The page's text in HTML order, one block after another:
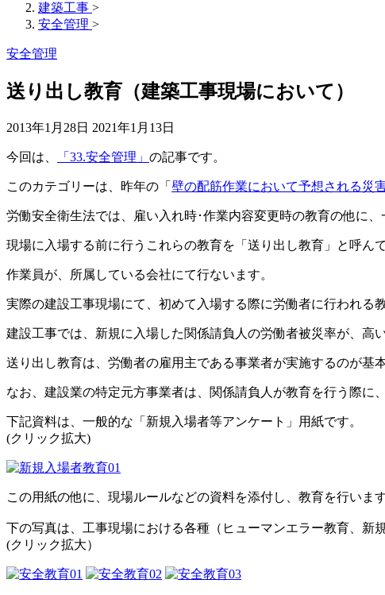
建築工事 >
安全管理 >
安全管理
送り出し教育（建築工事現場において）
2013年1月28日 2021年1月13日
今回は、 「33.安全管理」 の記事です。
このカテゴリーは、昨年の「 壁の配筋作業において予想される災
労働安全衛生法では、雇い入れ時･作業内容変更時の教育の他に
現場に入場する前に行うこれらの教育を「送り出し教育」と呼んで
作業員が、所属している会社にて行ないます。
実際の建設工事現場にて、初めて入場する際に労働者に行われる
建設工事では、新規に入場した関係請負人の労働者被災率が、高
送り出し教育は、労働者の雇用主である事業者が実施するのが基
なお、建設業の特定元方事業者は、関係請負人が教育を行う際に
下記資料は、一般的な「新規入場者等アンケート」用紙です。
(クリック拡大)
この用紙の他に、現場ルールなどの資料を添付し、教育を行います
下の写真は、工事現場における各種（ヒューマンエラー教育、新
(クリック拡大）